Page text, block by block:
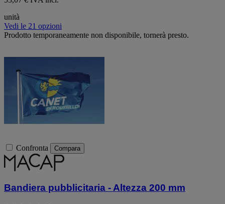
unità
Vedi le 21 opzioni
Prodotto temporaneamente non disponibile, tornerà presto.
Confronta Compara
Bandiera pubblicitaria - Altezza 200 mm